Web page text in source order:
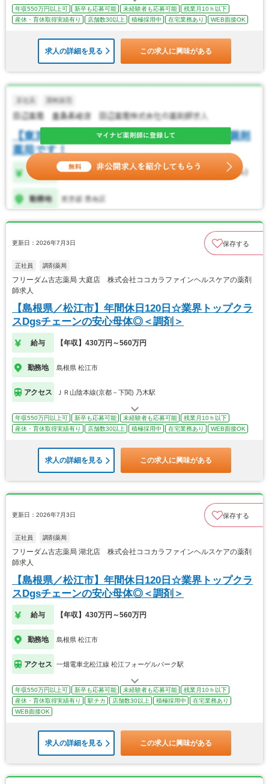
年収550万円以上可 新卒も応募可能 未経験者も応募可能
残業月10ｈ以下
産休・育休取得実績有り
店舗数30以上 積極採用中 在宅業務あり WEB面接OK
求人の詳細を見る この求人に興味がある
更新日：2026年7月3日 保存する
正社員 調剤薬局
フリーダム古志薬局 大庭店 株式会社ココカラファインヘルスケアの薬剤
師求人
【島根県／松江市】年間休日120日☆業界トップクラ
スDgsチェーンの安心母体◎＜調剤＞
給与 【年収】430万円～560万円
勤務地 島根県 松江市
アクセス ＪＲ山陰本線(京都－下関) 乃木駅
年収550万円以上可 新卒も応募可能 未経験者も応募可能
残業月10ｈ以下
産休・育休取得実績有り
店舗数30以上 積極採用中 在宅業務あり WEB面接OK
求人の詳細を見る この求人に興味がある
更新日：2026年7月3日 保存する
正社員 調剤薬局
フリーダム古志薬局 湖北店 株式会社ココカラファインヘルスケアの薬剤
師求人
【島根県／松江市】年間休日120日☆業界トップクラ
スDgsチェーンの安心母体◎＜調剤＞
給与 【年収】430万円～560万円
勤務地 島根県 松江市
アクセス 一畑電車北松江線 松江フォーゲルパーク駅
年収550万円以上可 新卒も応募可能 未経験者も応募可能
残業月10ｈ以下
産休・育休取得実績有り
駅チカ 店舗数30以上 積極採用中
在宅業務あり
WEB面接OK
求人の詳細を見る この求人に興味がある